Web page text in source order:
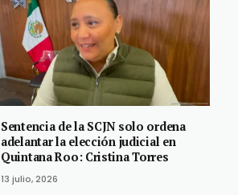
Sentencia de la SCJN solo ordena
adelantar la elección judicial en
Quintana Roo: Cristina Torres
13 julio, 2026